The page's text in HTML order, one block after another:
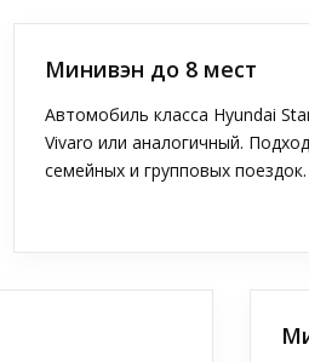
Минивэн до 8 мест
Автомобиль класса Hyundai
Vivaro или аналогичный.
семейных и групповых поездок.